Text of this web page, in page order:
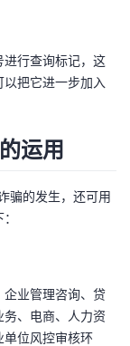
行查询标记，这
把它进一步加入
运用
骗的发生，还可用
业管理咨询、贷
、电商、人力资
单位风控审核环